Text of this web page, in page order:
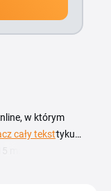
w którym
i artykuły
minut. Z kodem
cały tekst